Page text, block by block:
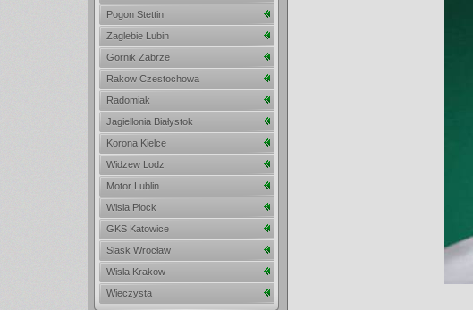
Pogon Stettin
Zaglebie Lubin
Gornik Zabrze
Rakow Czestochowa
Radomiak
Jagiellonia Białystok
Korona Kielce
Widzew Lodz
Motor Lublin
Wisla Plock
GKS Katowice
Slask Wrocław
Wisla Krakow
Wieczysta